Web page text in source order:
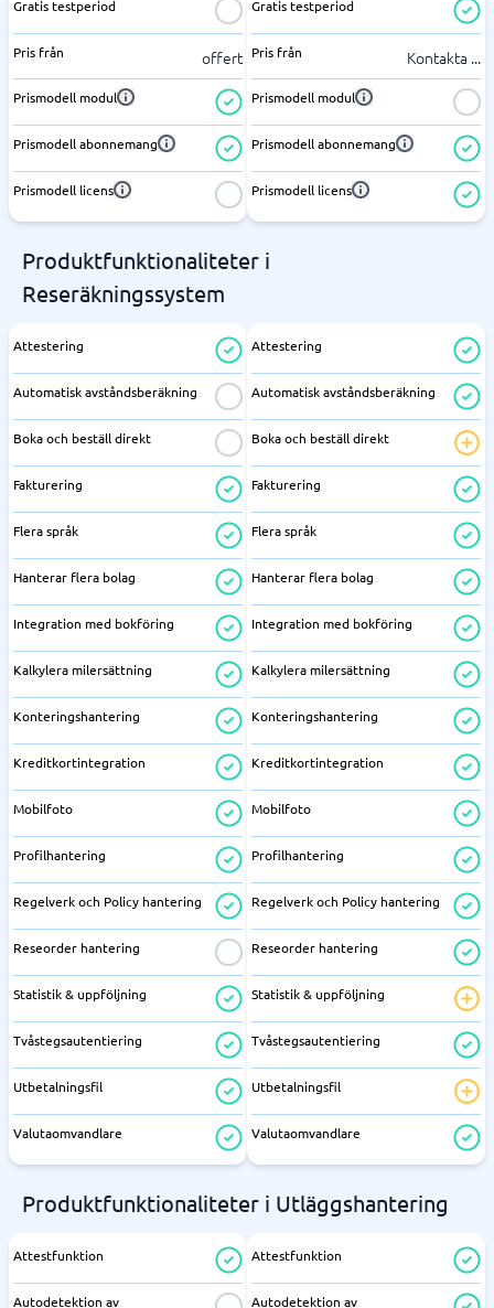
Gratis testperiod
Pris från offert
Prismodell modul
Prismodell abonnemang
Prismodell licens
Gratis testperiod
Pris från Kontakta ...
Prismodell modul
Prismodell abonnemang
Prismodell licens
Produktfunktionaliteter i
Reseräkningssystem
Attestering
Automatisk avståndsberäkning
Boka och beställ direkt
Fakturering
Flera språk
Hanterar flera bolag
Integration med bokföring
Kalkylera milersättning
Konteringshantering
Kreditkortintegration
Mobilfoto
Profilhantering
Regelverk och Policy hantering
Reseorder hantering
Statistik & uppföljning
Tvåstegsautentiering
Utbetalningsfil
Valutaomvandlare
Attestering
Automatisk avståndsberäkning
Boka och beställ direkt
Fakturering
Flera språk
Hanterar flera bolag
Integration med bokföring
Kalkylera milersättning
Konteringshantering
Kreditkortintegration
Mobilfoto
Profilhantering
Regelverk och Policy hantering
Reseorder hantering
Statistik & uppföljning
Tvåstegsautentiering
Utbetalningsfil
Valutaomvandlare
Produktfunktionaliteter i Utläggshantering
Attestfunktion
Autodetektion av
Attestfunktion
Autodetektion av